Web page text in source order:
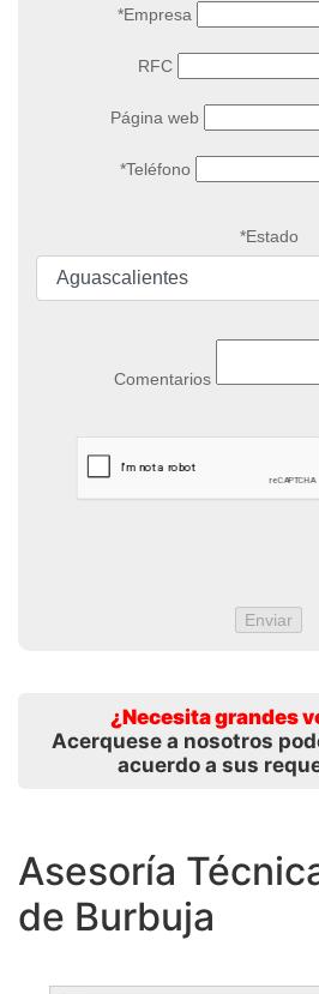
*Empresa
RFC
Página web
*Teléfono
*Estado
Comentarios
¿Necesita grandes
Acerquese a nosotros
acuerdo a sus
Asesoría
de Burbuja